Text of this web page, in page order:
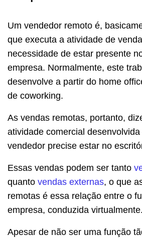
Um vendedor remoto é,
que executa a atividade de
necessidade de estar presente
empresa. Normalmente, este
desenvolve a partir do home
de coworking.
As vendas remotas, portanto,
atividade comercial
vendedor precise estar no
Essas vendas podem ser tanto
quanto vendas externas, o que
remotas é essa relação entre o
empresa, conduzida virtualmente.
Apesar de não ser uma função